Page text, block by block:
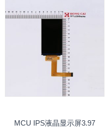
MCU IPS液晶显示屏3.97